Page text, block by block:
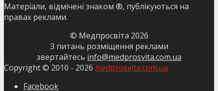
Матеріали, відмічені знаком ®, публікуються на
правах реклами.
© Медпросвіта 2026
З питань розміщення реклами
звертайтесь info@medprosvita.com.ua
Copyright © 2010 - 2026 medprosvita.com.ua
Facebook